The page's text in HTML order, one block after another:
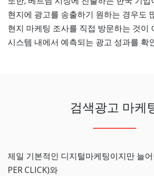
현지에 광고를 송출하기 원하는 경우도
현지 마케팅 조사를 직접 방문하는 것이
시스템 내에서 예측되는 광고 성과를 확
검색광고 마케
제일 기본적인 디지털마케팅이지만 늘어
PER CLICK)와